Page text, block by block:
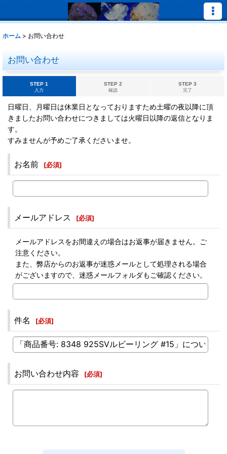
ホーム > お問い合わせ
お問い合わせ
STEP 1
入力
STEP 2
確認
STEP 3
完了
日曜日、月曜日は休業日となっておりますため土曜の夜以降に頂
きましたお問い合わせにつきましては火曜日以降の返信となりま
す。
すみませんが予めご了承くださいませ。
お名前 [必須]
メールアドレス [必須]
メールアドレスをお間違えの場合はお返事が届きません。ご
注意ください。
また、弊店からのお返事が迷惑メールとして処理される場合
がございますので、迷惑メールフォルダもご確認ください。
件名 [必須]
お問い合わせ内容 [必須]